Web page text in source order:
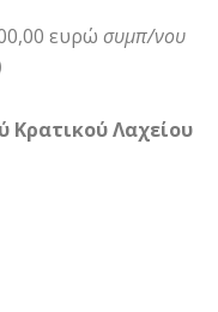
ευρώ συμπ/νου
Κρατικού Λαχείου